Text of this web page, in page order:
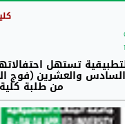
تستهل
والعشرين (فوج
من طلبة